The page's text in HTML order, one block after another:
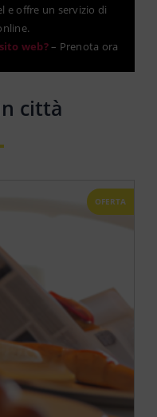
e offre un servizio di
web?– Prenota ora
città
OFERTA